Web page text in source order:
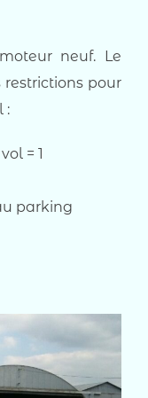
neuf. Le
pour
:
= 1
parking